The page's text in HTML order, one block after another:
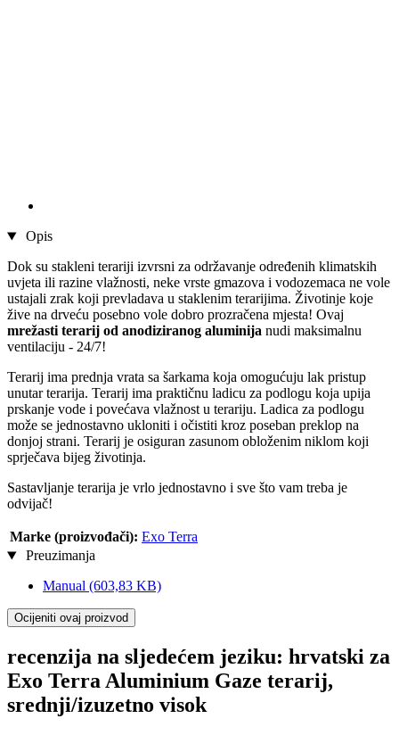
Opis
Dok su stakleni terariji izvrsni za održavanje određenih klimatskih
uvjeta ili razine vlažnosti, neke vrste gmazova i vodozemaca ne vole
ustajali zrak koji prevladava u staklenim terarijima. Životinje koje
žive na drveću posebno vole dobro prozračena mjesta! Ovaj
mrežasti terarij od anodiziranog aluminija nudi maksimalnu
ventilaciju - 24/7!
Terarij ima prednja vrata sa šarkama koja omogućuju lak pristup
unutar terarija. Terarij ima praktičnu ladicu za podlogu koja upija
prskanje vode i povećava vlažnost u terariju. Ladica za podlogu
može se jednostavno ukloniti i očistiti kroz poseban preklop na
donjoj strani. Terarij je osiguran zasunom obloženim niklom koji
sprječava bijeg životinja.
Sastavljanje terarija je vrlo jednostavno i sve što vam treba je
odvijač!
Marke (proizvođači): Exo Terra
Preuzimanja
Manual (603,83 KB)
Ocijeniti ovaj proizvod
recenzija na sljedećem jeziku: hrvatski za
Exo Terra Aluminium Gaze terarij,
srednji/izuzetno visok